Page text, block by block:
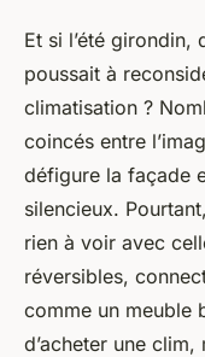
Et si l’été
poussait à
climatisation ?
coincés entre
défigure la façade
silencieux.
rien à voir avec
réversibles,
comme un meuble
d’acheter une